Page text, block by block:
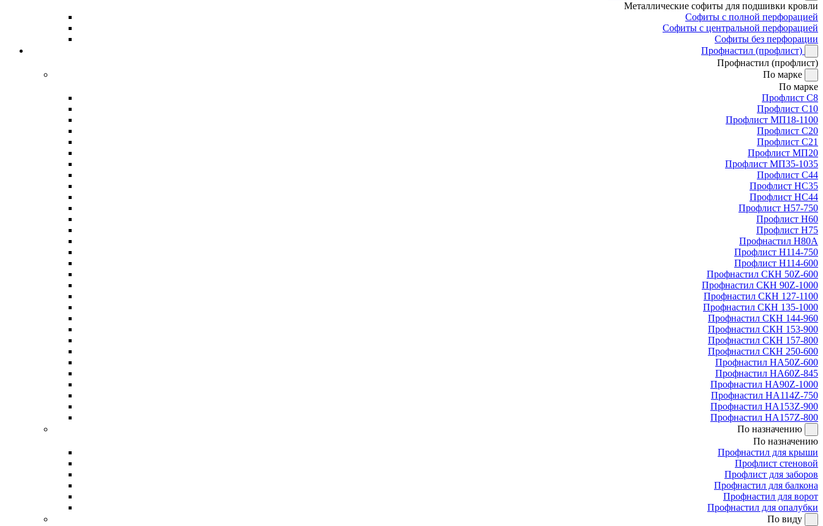
Металлические софиты для подшивки кровли
Софиты с полной перфорацией
Софиты с центральной перфорацией
Софиты без перфорации
Профнастил (профлист)
Профнастил (профлист)
По марке
По марке
Профлист С8
Профлист С10
Профлист МП18-1100
Профлист С20
Профлист С21
Профлист МП20
Профлист МП35-1035
Профлист С44
Профлист НС35
Профлист НС44
Профлист Н57-750
Профлист Н60
Профлист Н75
Профнастил Н80А
Профлист Н114-750
Профлист Н114-600
Профнастил СКН 50Z-600
Профнастил СКН 90Z-1000
Профнастил СКН 127-1100
Профнастил СКН 135-1000
Профнастил СКН 144-960
Профнастил СКН 153-900
Профнастил СКН 157-800
Профнастил СКН 250-600
Профнастил НА50Z-600
Профнастил НА60Z-845
Профнастил НА90Z-1000
Профнастил НА114Z-750
Профнастил НА153Z-900
Профнастил НА157Z-800
По назначению
По назначению
Профнастил для крыши
Профлист стеновой
Профлист для заборов
Профнастил для балкона
Профнастил для ворот
Профнастил для опалубки
По виду